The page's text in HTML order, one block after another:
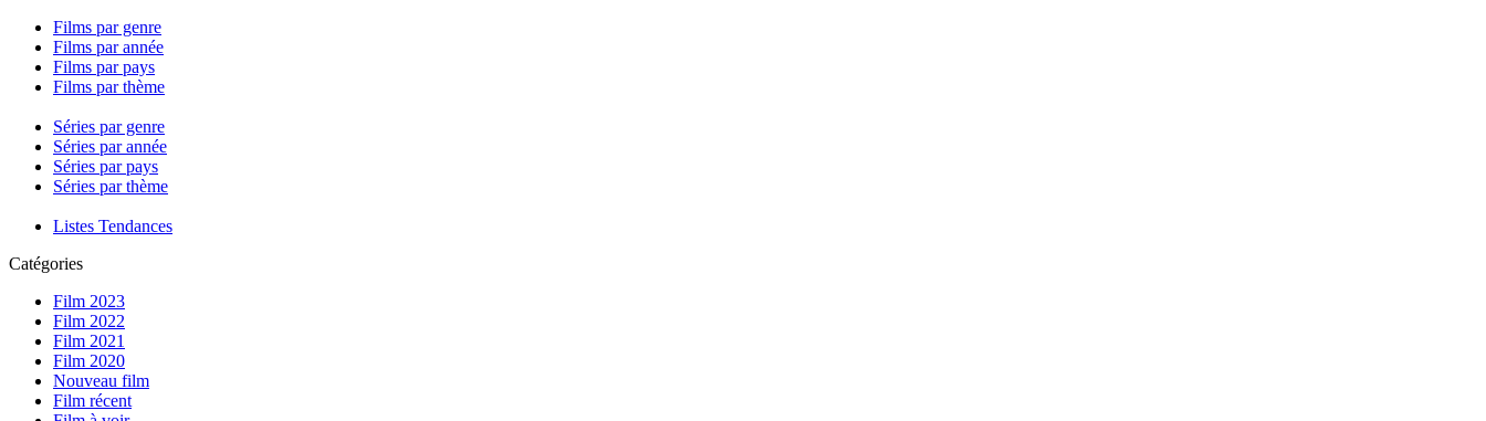
Films par genre
Films par année
Films par pays
Films par thème
Séries par genre
Séries par année
Séries par pays
Séries par thème
Listes Tendances
Catégories
Film 2023
Film 2022
Film 2021
Film 2020
Nouveau film
Film récent